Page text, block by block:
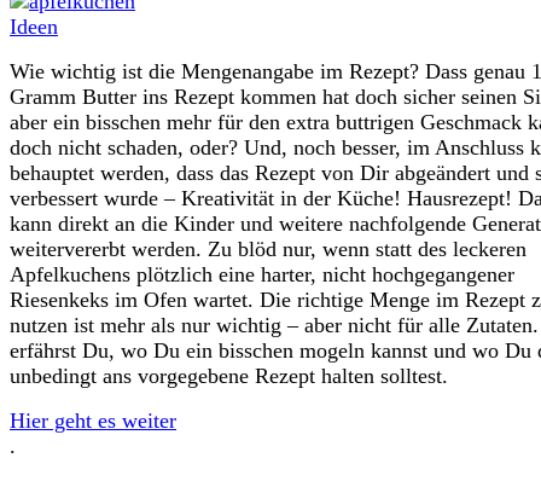
Wie wichtig ist die Mengenangabe im Rezept? Dass genau
Gramm Butter ins Rezept kommen hat doch sicher seinen
aber ein bisschen mehr für den extra buttrigen Geschmack
doch nicht schaden, oder? Und, noch besser, im Anschluss
behauptet werden, dass das Rezept von Dir abgeändert und
verbessert wurde – Kreativität in der Küche! Hausrezept!
kann direkt an die Kinder und weitere nachfolgende
weitervererbt werden. Zu blöd nur, wenn statt des leckeren
Apfelkuchens plötzlich eine harter, nicht hochgegangener
Riesenkeks im Ofen wartet. Die richtige Menge im Rezept
nutzen ist mehr als nur wichtig – aber nicht für alle
erfährst Du, wo Du ein bisschen mogeln kannst und wo Du
unbedingt ans vorgegebene Rezept halten solltest.
Hier geht es weiter
.